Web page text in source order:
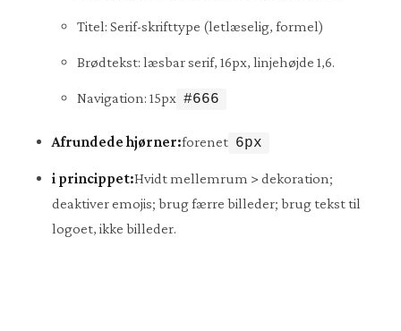
Titel: Serif-skrifttype (letlæselig, formel)
Brødtekst: læsbar serif, 16px, linjehøjde 1,6.
Navigation: 15px #666
Afrundede hjørner:forenet 6px
i princippet:Hvidt mellemrum > dekoration;
deaktiver emojis; brug færre billeder; brug tekst til
logoet, ikke billeder.